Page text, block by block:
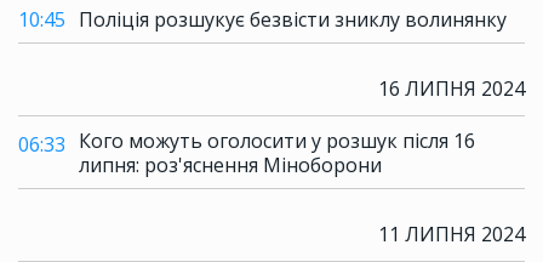
10:45 Поліція розшукує безвісти зниклу волинянку
16 ЛИПНЯ 2024
06:33 Кого можуть оголосити у розшук після 16
липня: роз'яснення Міноборони
11 ЛИПНЯ 2024